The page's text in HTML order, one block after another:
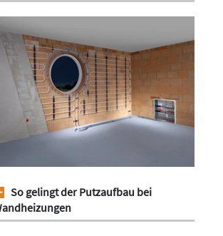
So gelingt der Putzaufbau bei